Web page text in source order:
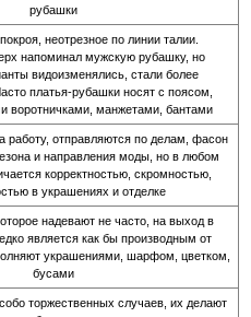
рубашки
неотрезное по линии талии.
напоминал мужскую рубашку, но
видоизменялись, стали более
платья-рубашки носят с поясом,
воротничками, манжетами, бантами
работу, отправляются по делам, фасон
и направления моды, но в любом
корректностью, скромностью,
в украшениях и отделке
надевают не часто, на выход в
является как бы производным от
украшениями, шарфом, цветком,
бусами
торжественных случаев, их делают